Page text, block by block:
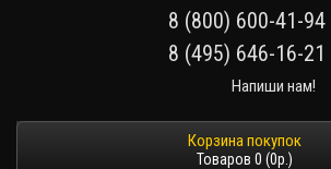
8 (800) 600-41-94
8 (495) 646-16-21
Напиши нам!
Товаров 0 (0р.)